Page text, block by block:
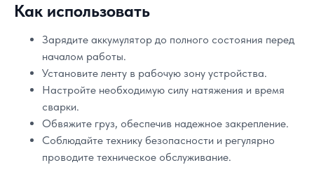
Как использовать
Зарядите аккумулятор до полного состояния перед
началом работы.
Установите ленту в рабочую зону устройства.
Настройте необходимую силу натяжения и время
сварки.
Обвяжите груз, обеспечив надежное закрепление.
Соблюдайте технику безопасности и регулярно
проводите техническое обслуживание.